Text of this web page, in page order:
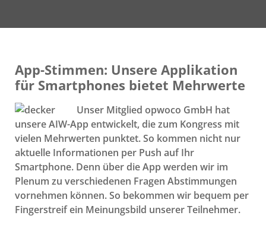
App-Stimmen: Unsere Applikation
für Smartphones bietet Mehrwerte
Unser Mitglied opwoco GmbH hat
unsere AIW-App entwickelt, die zum Kongress mit
vielen Mehrwerten punktet. So kommen nicht nur
aktuelle Informationen per Push auf Ihr
Smartphone. Denn über die App werden wir im
Plenum zu verschiedenen Fragen Abstimmungen
vornehmen können. So bekommen wir bequem per
Fingerstreif ein Meinungsbild unserer Teilnehmer.